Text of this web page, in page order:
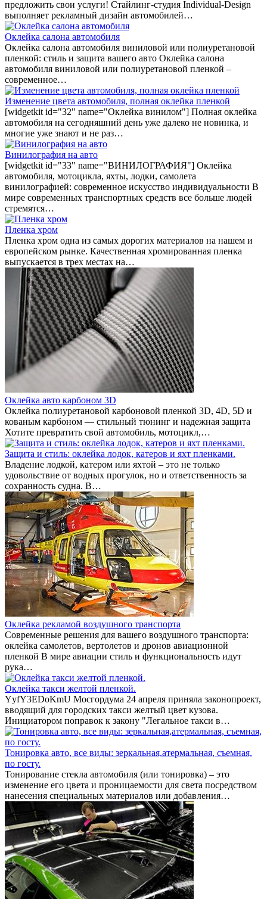
предложить свои услуги! Стайлинг-студия Individual-Design
выполняет рекламный дизайн автомобилей…
Оклейка салона автомобиля
Оклейка салона автомобиля виниловой или полиуретановой
пленкой: стиль и защита вашего авто Оклейка салона
автомобиля виниловой или полиуретановой пленкой –
современное…
Изменение цвета автомобиля, полная оклейка пленкой
[widgetkit id="32" name="Оклейка винилом"] Полная оклейка
автомобиля на сегодняшний день уже далеко не новинка, и
многие уже знают и не раз…
Винилография на авто
[widgetkit id="33" name="ВИНИЛОГРАФИЯ"] Оклейка
автомобиля, мотоцикла, яхты, лодки, самолета
винилографией: современное искусство индивидуальности В
мире современных транспортных средств все больше людей
стремятся…
Пленка хром
Пленка хром одна из самых дорогих материалов на нашем и
европейском рынке. Качественная хромированная пленка
выпускается в трех местах на…
Оклейка авто карбоном 3D
Оклейка полиуретановой карбоновой пленкой 3D, 4D, 5D и
кованым карбоном — стильный тюнинг и надежная защита
Хотите превратить свой автомобиль, мотоцикл,…
Защита и стиль: оклейка лодок, катеров и яхт пленками.
Владение лодкой, катером или яхтой – это не только
удовольствие от водных прогулок, но и ответственность за
сохранность судна. В…
Оклейка рекламой воздушного транспорта
Современные решения для вашего воздушного транспорта:
оклейка самолетов, вертолетов и дронов авиационной
пленкой В мире авиации стиль и функциональность идут
рука…
Оклейка такси желтой пленкой.
YyfY3EDoKmU Мосгордума 24 апреля приняла законопроект,
вводящий для городских такси желтый цвет кузова.
Инициатором поправок к закону "Легальное такси в…
Тонировка авто, все виды: зеркальная,атермальная, съемная,
по госту.
Тонирование стекла автомобиля (или тонировка) – это
изменение его цвета и проницаемости для света посредством
нанесения специальных материалов или добавления…